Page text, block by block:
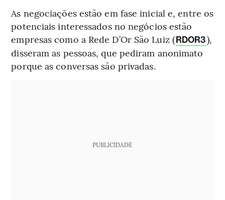
As negociações estão em fase inicial e, entre os
potenciais interessados no negócios estão
empresas como a Rede D’Or São Luiz (RDOR3),
disseram as pessoas, que pediram anonimato
porque as conversas são privadas.
PUBLICIDADE